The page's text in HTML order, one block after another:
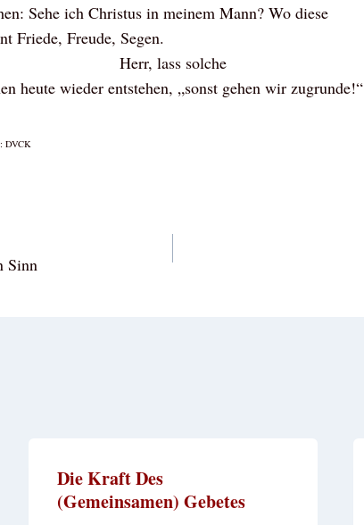
Sehe ich Christus in meinem Mann? Wo diese
Friede, Freude, Segen.
Herr, lass solche
heute wieder entstehen, „sonst gehen wir zugrunde!“
DVCK
Sinn
Die Kraft Des
(gemeinsamen) Gebetes